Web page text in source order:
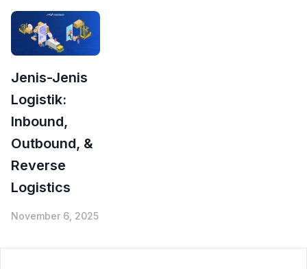
Jenis-Jenis
Logistik:
Inbound,
Outbound, &
Reverse
Logistics
November 6, 2025